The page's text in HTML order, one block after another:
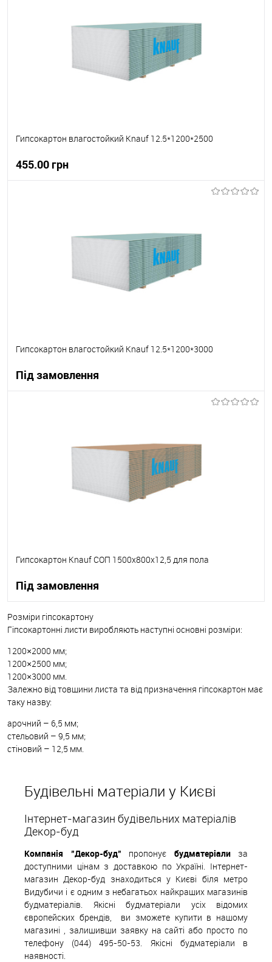
В наявності
Гипсокартон влагостойкий Knauf 12.5*1200*2500
455.00 грн
В наявності
Гипсокартон влагостойкий Knauf 12.5*1200*3000
Під замовлення
Під замовлення
Гипсокартон Knauf СОП 1500х800х12,5 для пола
Під замовлення
В вибране
Розміри гіпсокартону
Гіпсокартонні листи виробляють наступні основні розміри:
1200×2000 мм;
1200×2500 мм;
1200×3000 мм.
Залежно від товщини листа та від призначення гіпсокартон має
таку назву:
арочний – 6,5 мм;
стельовий – 9,5 мм;
стіновий – 12,5 мм.
Будівельні матеріали у Києві
Інтернет-магазин будівельних матеріалів
Декор-буд
Компанія "Декор-буд" пропонує будматеріализа
доступними цінам з доставкою по Україні. Інтернет-
магазин Декор-буд знаходиться у Києві біля метро
Видубичи і є одним з небагатьох найкращих магазинів
будматеріалів. Якісні будматеріали усіх відомих
європейских брендів, ви зможете купити в нашому
магазині , залишивши заявку на сайті або просто по
телефону (044) 495-50-53. Якісні будматеріали в
наявності.